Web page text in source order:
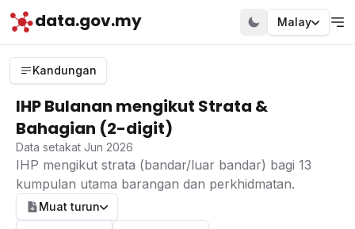
data.gov.my Malay
Kandungan
IHP Bulanan mengikut Strata &
Bahagian (2-digit)
Data setakat Jun 2026
IHP mengikut strata (bandar/luar bandar) bagi 13
kumpulan utama barangan dan perkhidmatan.
Muat turun